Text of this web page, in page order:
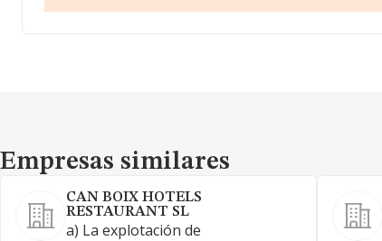
Empresas similares
Empresas similares
CAN BOIX HOTELS
RESTAURANT SL
a) La explotación de